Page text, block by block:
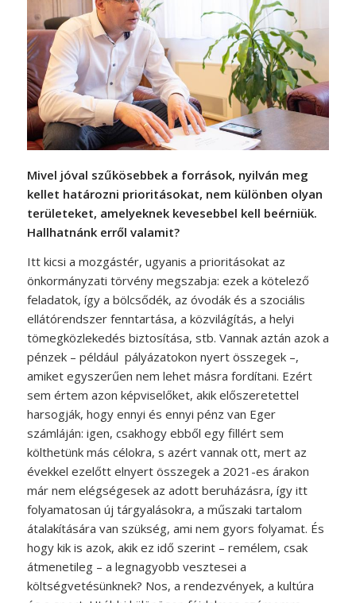
Mivel jóval szűkösebbek a források, nyilván meg
kellet határozni prioritásokat, nem különben olyan
területeket, amelyeknek kevesebbel kell beérniük.
Hallhatnánk erről valamit?
Itt kicsi a mozgástér, ugyanis a prioritásokat az
önkormányzati törvény megszabja: ezek a kötelező
feladatok, így a bölcsődék, az óvodák és a szociális
ellátórendszer fenntartása, a közvilágítás, a helyi
tömegközlekedés biztosítása, stb. Vannak aztán azok a
pénzek – például pályázatokon nyert összegek –,
amiket egyszerűen nem lehet másra fordítani. Ezért
sem értem azon képviselőket, akik előszeretettel
harsogják, hogy ennyi és ennyi pénz van Eger
számláján: igen, csakhogy ebből egy fillért sem
költhetünk más célokra, s azért vannak ott, mert az
évekkel ezelőtt elnyert összegek a 2021-es árakon
már nem elégségesek az adott beruházásra, így itt
folyamatosan új tárgyalásokra, a műszaki tartalom
átalakítására van szükség, ami nem gyors folyamat. És
hogy kik is azok, akik ez idő szerint – remélem, csak
átmenetileg – a legnagyobb vesztesei a
költségvetésünknek? Nos, a rendezvények, a kultúra